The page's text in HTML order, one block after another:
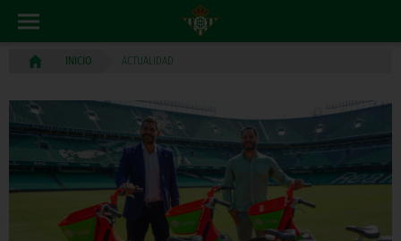
INICIO ACTUALIDAD